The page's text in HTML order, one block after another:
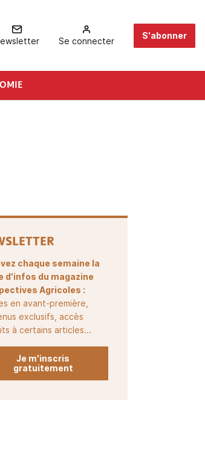
Se connecter
S'abonner
chaque semaine la
d'infos du magazine
Agricoles :
en avant-première,
exclusifs, accès
à certains articles...
Je m'inscris
gratuitement